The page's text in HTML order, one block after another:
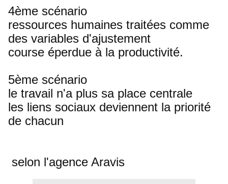
4ème scénario
ressources humaines traitées comme
des variables d'ajustement
course éperdue à la productivité.
5ème scénario
le travail n'a plus sa place centrale
les liens sociaux deviennent la priorité
de chacun
selon l'agence Aravis